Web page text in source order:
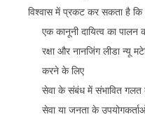
विश्वास में प्रकट कर सकता है
एक कानूनी दायित्व का पालन
रक्षा और नानजिंग लीडा न्यू
करने के लिए
सेवा के संबंध में संभावित गलत
सेवा या जनता के